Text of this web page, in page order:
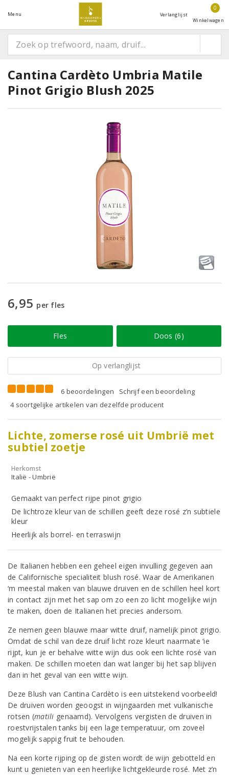
Menu Verlanglijst
0
Winkelwagen
Cantina Cardèto Umbria Matile
Pinot Grigio Blush 2025
6,95 per fles
Fles Doos (6)
Op verlanglijst
6 beoordelingen
Schrijf een beoordeling
4 soortgelijke artikelen van dezelfde producent
Lichte, zomerse rosé uit Umbrië met
subtiel zoetje
Herkomst
Italië - Umbrië
Gemaakt van perfect rijpe pinot grigio
De lichtroze kleur van de schillen geeft deze rosé z’n subtiele
kleur
Heerlijk als borrel- en terraswijn
De Italianen hebben een geheel eigen invulling gegeven aan
de Californische specialiteit blush rosé. Waar de Amerikanen
‘m meestal maken van blauwe druiven en de schillen heel kort
in contact zijn met het sap om zo een zo licht mogelijke wijn
te maken, doen de Italianen het precies andersom.
Ze nemen geen blauwe maar witte druif, namelijk pinot grigio.
Omdat de schil van deze druif licht roze kleurt naarmate ‘ie
rijpt, kun je er behalve witte wijn dus ook een lichte rosé van
maken. De schillen moeten dan wat langer bij het sap blijven
dan in het geval van een witte wijn.
Deze Blush van Cantina Cardèto is een uitstekend voorbeeld!
De druiven worden geoogst in wijngaarden met vulkanische
rotsen (matili genaamd). Vervolgens vergisten de druiven in
roestvrijstalen tanks bij een lage temperatuur, om zoveel
mogelijk sappig fruit te behouden.
Na een korte rijping op de gisten wordt de wijn gebotteld en
kunt u genieten van een heerlijke lichtgekleurde rosé. Met z’n